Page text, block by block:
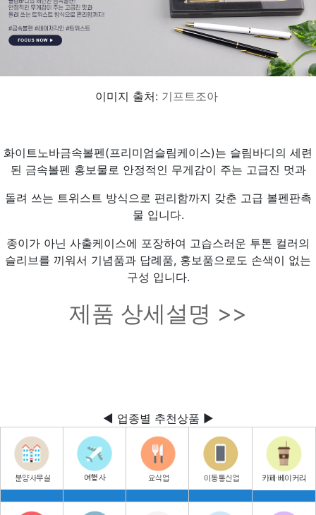
이미지 출처: 기프트조아
화이트노바금속볼펜(프리미엄슬림케이스)는 슬림바디의 세련
된 금속볼펜 홍보물로 안정적인 무게감이 주는 고급진 멋과
돌려 쓰는 트위스트 방식으로 편리함까지 갖춘 고급 볼펜판촉
물 입니다.
종이가 아닌 사출케이스에 포장하여 고습스러운 투톤 컬러의
슬리브를 끼워서 기념품과 답례품, 홍보품으로도 손색이 없는
구성 입니다.
제품 상세설명 >>
◀ 업종별 추천상품 ▶